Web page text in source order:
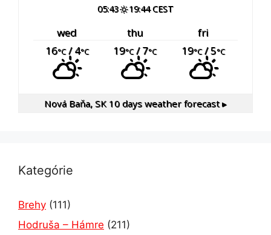
05:43 19:44 CEST
wed thu
fri
16°C/ 4°C 19°C/ 7°C 19°C/ 5°C
Nová Baňa, SK10 days weather forecast ▸
Kategórie
Brehy (111)
Hodruša – Hámre (211)